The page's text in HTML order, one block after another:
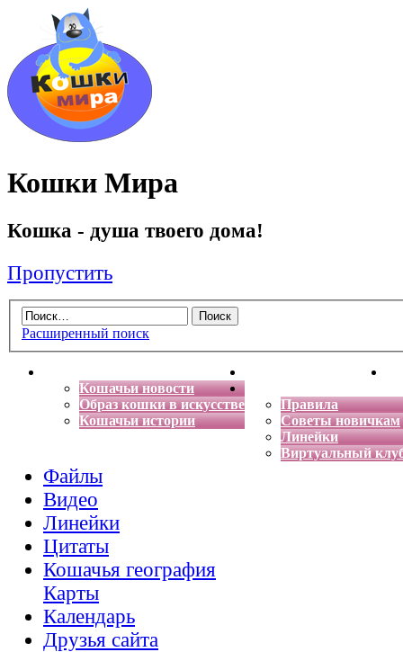
Кошки Мира
Кошка - душа твоего дома!
Пропустить
Расширенный поиск
Кошачьи новости
Образ кошки в искусстве
Кошачьи истории
Энциклопедия кошек
Правила
Советы новичкам
Линейки
Виртуальный
Файлы
Видео
Линейки
Цитаты
Кошачья география
Карты
Календарь
Друзья сайта